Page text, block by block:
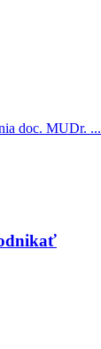
doc. MUDr. ...